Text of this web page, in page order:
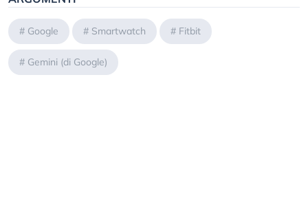
# Google # Smartwatch # Fitbit
# Gemini (di Google)